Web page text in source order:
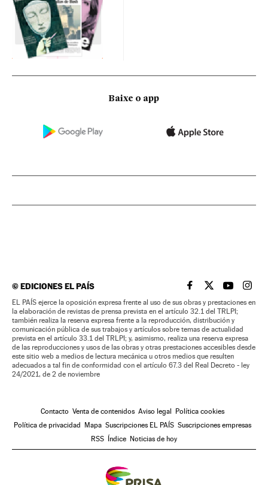
Baixe o app
©EDICIONES EL PAÍS EL PAÍS BRASIL EN
EL PAÍSEL PAÍS
EL
EL PAÍS ejerce la oposición expresa frente al uso de sus obras y prestaciones en
la elaboración de revistas de prensa prevista en el artículo 32.1 del TRLPI;
también realiza la reserva expresa frente a la reproducción, distribución y
comunicación pública de sus trabajos y artículos sobre temas de actualidad
prevista en el artículo 33.1 del TRLPI; y, asimismo, realiza una reserva expresa
de las reproducciones y usos de las obras y otras prestaciones accesibles desde
este sitio web a medios de lectura mecánica u otros medios que resulten
adecuados a tal fin de conformidad con el artículo 67.3 del Real Decreto - ley
24/2021, de 2 de noviembre
Contacto Venta de contenidos Aviso legal
Política cookies
Política de privacidad
Mapa Suscripciones EL PAÍS Suscripciones empresas
RSS
Índice Noticias de hoy